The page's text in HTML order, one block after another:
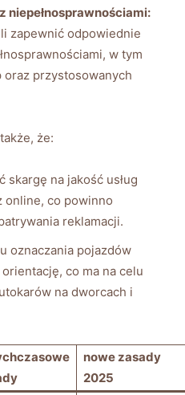
‌niepełnosprawnościami:
zapewnić odpowiednie
w‍ tym
‍przystosowanych
że:
skargę na‌ jakość usług
online, co powinno
reklamacji.
oznaczania pojazdów⁣
co ma na celu
na dworcach i
nowe zasady
2025